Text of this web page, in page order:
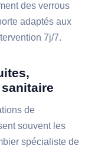
des verrous
adaptés aux
7j/7.
de
souvent les
spécialiste de